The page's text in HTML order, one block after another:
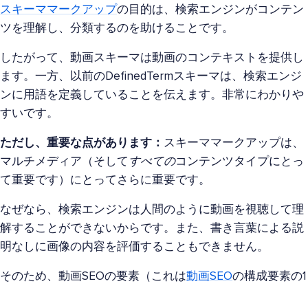
スキーママークアップの目的は、検索エンジンがコンテン
ツを理解し、分類するのを助けることです。
したがって、動画スキーマは動画のコンテキストを提供し
ます。一方、以前のDefinedTermスキーマは、検索エンジ
ンに用語を定義していることを伝えます。非常にわかりや
すいです。
ただし、重要な点があります： スキーママークアップは、
マルチメディア（そして すべてのコンテンツタイプにとっ
て重要です）にとってさらに重要です。
なぜなら、検索エンジンは人間のように動画を視聴して理
解することができないからです。また、書き言葉による説
明なしに画像の内容を評価することもできません。
そのため、動画SEOの要素（これは動画SEOの構成要素の1